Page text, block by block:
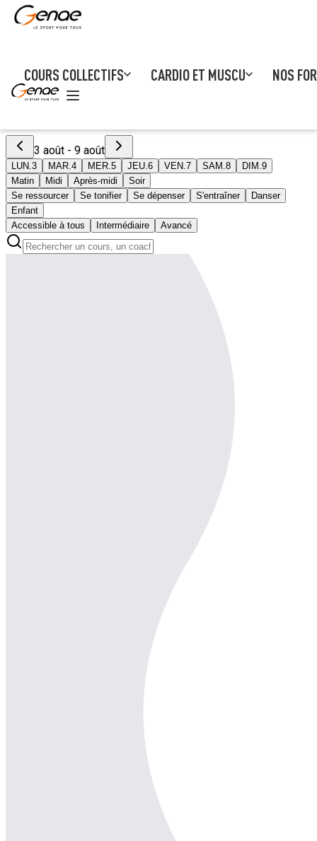
COURS COLLECTIFS CARDIO ET MUSCU NOS
3 août - 9 août
LUN.3 MAR.4 MER.5 JEU.6 VEN.7 SAM.8 DIM.9
Matin
Midi Après-midi
Soir
Se ressourcer
Se tonifier Se dépenser S'entraîner
Danser
Enfant
Accessible à tous
Intermédiaire Avancé